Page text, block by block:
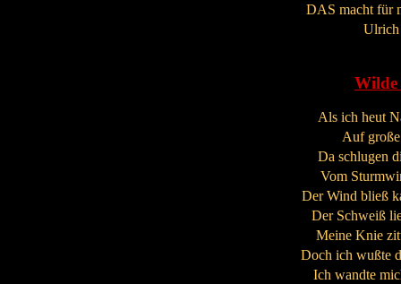
DAS macht für
Ulrich
Wilde
Als ich heut
Auf
Da schlugen
Vom
Der Wind bließ
Der Schweiß
Meine Knie
Doch ich wußte
Ich wandte